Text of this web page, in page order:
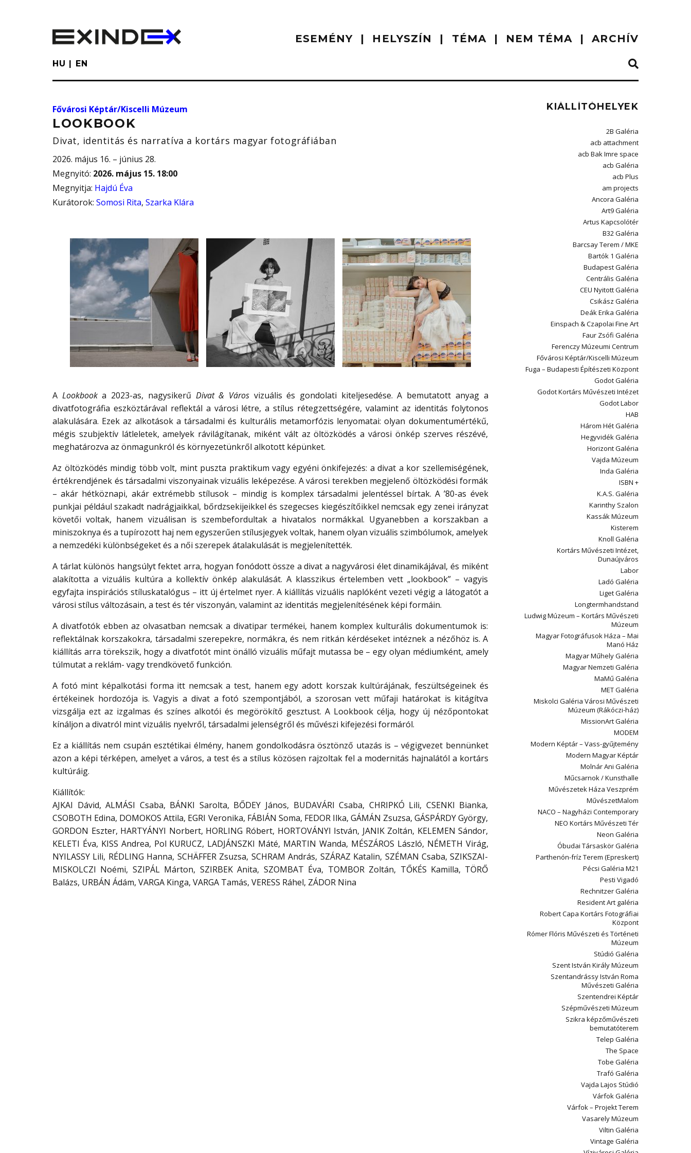
ESEMÉNY HELYSZÍN TÉMA NEM TÉMA ARCHÍV
HU EN
Fővárosi Képtár/Kiscelli Múzeum
LOOKBOOK
Divat, identitás és narratíva a kortárs magyar fotográfiában
2026. május 16. – június 28.
Megnyitó: 2026. május 15. 18:00
Megnyitja: Hajdú Éva
Kurátorok: Somosi Rita, Szarka Klára
A Lookbooka 2023-as, nagysikerű Divat & Városvizuális és gondolati kiteljesedése. A bemutatott anyag a
divatfotográfia eszköztárával reflektál a városi létre, a stílus rétegzettségére, valamint az identitás folytonos
alakulására. Ezek az alkotások a társadalmi és kulturális metamorfózis lenyomatai: olyan dokumentumértékű,
mégis szubjektív látleletek, amelyek rávilágítanak, miként vált az öltözködés a városi önkép szerves részévé,
meghatározva az önmagunkról és környezetünkről alkotott képünket.
Az öltözködés mindig több volt, mint puszta praktikum vagy egyéni önkifejezés: a divat a kor szellemiségének,
értékrendjének és társadalmi viszonyainak vizuális leképezése. A városi terekben megjelenő öltözködési formák
– akár hétköznapi, akár extrémebb stílusok – mindig is komplex társadalmi jelentéssel bírtak. A ’80-as évek
punkjai például szakadt nadrágjaikkal, bőrdzsekijeikkel és szegecses kiegészítőikkel nemcsak egy zenei irányzat
követői voltak, hanem vizuálisan is szembefordultak a hivatalos normákkal. Ugyanebben a korszakban a
miniszoknya és a tupírozott haj nem egyszerűen stílusjegyek voltak, hanem olyan vizuális szimbólumok, amelyek
a nemzedéki különbségeket és a női szerepek átalakulását is megjelenítették.
A tárlat különös hangsúlyt fektet arra, hogyan fonódott össze a divat a nagyvárosi élet dinamikájával, és miként
alakította a vizuális kultúra a kollektív önkép alakulását. A klasszikus értelemben vett „lookbook” – vagyis
egyfajta inspirációs stíluskatalógus – itt új értelmet nyer. A kiállítás vizuális naplóként vezeti végig a látogatót a
városi stílus változásain, a test és tér viszonyán, valamint az identitás megjelenítésének képi formáin.
A divatfotók ebben az olvasatban nemcsak a divatipar termékei, hanem komplex kulturális dokumentumok is:
reflektálnak korszakokra, társadalmi szerepekre, normákra, és nem ritkán kérdéseket intéznek a nézőhöz is. A
kiállítás arra törekszik, hogy a divatfotót mint önálló vizuális műfajt mutassa be – egy olyan médiumként, amely
túlmutat a reklám- vagy trendkövető funkción.
A fotó mint képalkotási forma itt nemcsak a test, hanem egy adott korszak kultúrájának, feszültségeinek és
értékeinek hordozója is. Vagyis a divat a fotó szempontjából, a szorosan vett műfaji határokat is kitágítva
vizsgálja ezt az izgalmas és színes alkotói és megörökítő gesztust. A Lookbook célja, hogy új nézőpontokat
kínáljon a divatról mint vizuális nyelvről, társadalmi jelenségről és művészi kifejezési formáról.
Ez a kiállítás nem csupán esztétikai élmény, hanem gondolkodásra ösztönző utazás is – végigvezet bennünket
azon a képi térképen, amelyet a város, a test és a stílus közösen rajzoltak fel a modernitás hajnalától a kortárs
kultúráig.
Kiállítók:
AJKAI Dávid, ALMÁSI Csaba, BÁNKI Sarolta, BŐDEY János, BUDAVÁRI Csaba, CHRIPKÓ Lili, CSENKI Bianka,
CSOBOTH Edina, DOMOKOS Attila, EGRI Veronika, FÁBIÁN Soma, FEDOR Ilka, GÁMÁN Zsuzsa, GÁSPÁRDY György,
GORDON Eszter, HARTYÁNYI Norbert, HORLING Róbert, HORTOVÁNYI István, JANIK Zoltán, KELEMEN Sándor,
KELETI Éva, KISS Andrea, Pol KURUCZ, LADJÁNSZKI Máté, MARTIN Wanda, MÉSZÁROS László, NÉMETH Virág,
NYILASSY Lili, RÉDLING Hanna, SCHÄFFER Zsuzsa, SCHRAM András, SZÁRAZ Katalin, SZÉMAN Csaba, SZIKSZAI-
MISKOLCZI Noémi, SZIPÁL Márton, SZIRBEK Anita, SZOMBAT Éva, TOMBOR Zoltán, TŐKÉS Kamilla, TÖRŐ
Balázs, URBÁN Ádám, VARGA Kinga, VARGA Tamás, VERESS Ráhel, ZÁDOR Nina
KIÁLLÍTÓHELYEK
2B Galéria
acb attachment
acb Bak Imre space
acb Galéria
acb Plus
am projects
Ancora Galéria
Art9 Galéria
Artus Kapcsolótér
B32 Galéria
Barcsay Terem / MKE
Bartók 1 Galéria
Budapest Galéria
Centrális Galéria
CEU Nyitott Galéria
Csikász Galéria
Deák Erika Galéria
Einspach & Czapolai Fine Art
Faur Zsófi Galéria
Ferenczy Múzeumi Centrum
Fővárosi Képtár/Kiscelli Múzeum
Fuga – Budapesti Építészeti Központ
Godot Galéria
Godot Kortárs Művészeti Intézet
Godot Labor
HAB
Három Hét Galéria
Hegyvidék Galéria
Horizont Galéria
Vajda Múzeum
Inda Galéria
ISBN +
K.A.S. Galéria
Karinthy Szalon
Kassák Múzeum
Kisterem
Knoll Galéria
Kortárs Művészeti Intézet,
Dunaújváros
Labor
Ladó Galéria
Liget Galéria
Longtermhandstand
Ludwig Múzeum – Kortárs Művészeti
Múzeum
Magyar Fotográfusok Háza – Mai
Manó Ház
Magyar Műhely Galéria
Magyar Nemzeti Galéria
MaMű Galéria
MET Galéria
Miskolci Galéria Városi Művészeti
Múzeum (Rákóczi-ház)
MissionArt Galéria
MODEM
Modern Képtár – Vass-gyűjtemény
Modern Magyar Képtár
Molnár Ani Galéria
Műcsarnok / Kunsthalle
Művészetek Háza Veszprém
MűvészetMalom
NACO – Nagyházi Contemporary
NEO Kortárs Művészeti Tér
Neon Galéria
Óbudai Társaskör Galéria
Parthenón-fríz Terem (Epreskert)
Pécsi Galéria M21
Pesti Vigadó
Rechnitzer Galéria
Resident Art galéria
Robert Capa Kortárs Fotográfiai
Központ
Rómer Flóris Művészeti és Történeti
Múzeum
Stúdió Galéria
Szent István Király Múzeum
Szentandrássy István Roma
Művészeti Galéria
Szentendrei Képtár
Szépművészeti Múzeum
Szikra képzőművészeti
bemutatóterem
Telep Galéria
The Space
Tobe Galéria
Trafó Galéria
Vajda Lajos Stúdió
Várfok Galéria
Várfok – Projekt Terem
Vasarely Múzeum
Viltin Galéria
Vintage Galéria